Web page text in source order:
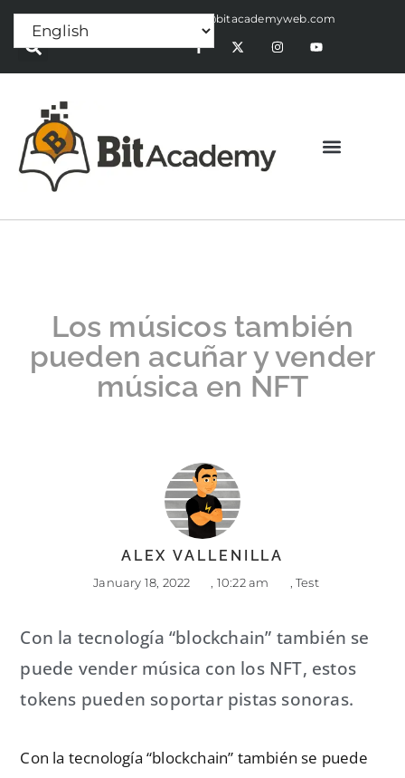
Press Release:alex@bitacademyweb.com
Los músicos también
pueden acuñar y vender
música en NFT
ALEX VALLENILLA
January 18, 2022 10:22 am Test
Con la tecnología “blockchain” también se
puede vender música con los NFT, estos
tokens pueden soportar pistas sonoras.
Con la tecnología “blockchain” también se puede